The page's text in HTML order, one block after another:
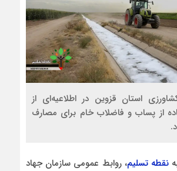
استان قزوین در اطلاعیه‌ای از
از پساب و فاضلاب خام برای مصارف
نقطه تسلیم،‌ روابط عمومی سازمان جهاد